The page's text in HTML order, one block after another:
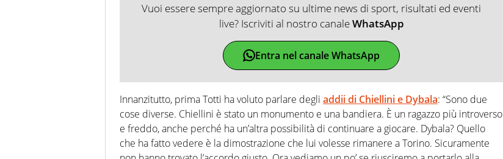
Vuoi essere sempre aggiornato su ultime news di sport, risultati ed eventi
live? Iscriviti al nostro canaleWhatsApp
Entra nel canale WhatsApp
Innanzitutto, prima Totti ha voluto parlare degli addii di Chiellini e Dybala: “Sono due
cose diverse. Chiellini è stato un monumento e una bandiera. È un ragazzo più introverso
e freddo, anche perché ha un’altra possibilità di continuare a giocare. Dybala? Quello
che ha fatto vedere è la dimostrazione che lui volesse rimanere a Torino. Sicuramente